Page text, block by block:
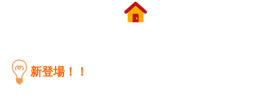
新登場！！